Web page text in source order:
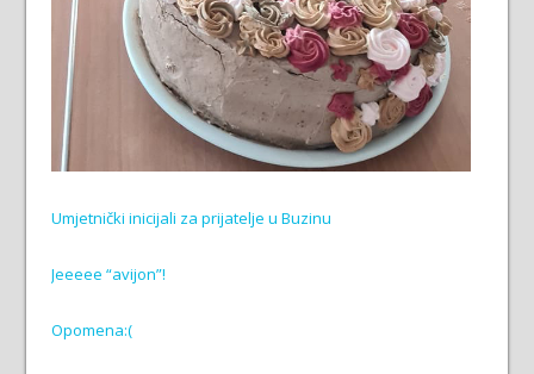
Umjetnički inicijali za prijatelje u Buzinu
Jeeeee “avijon”!
Opomena:(